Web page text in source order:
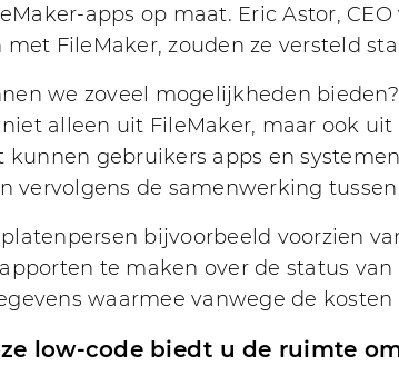
apps op maat. Eric Astor,
FileMaker, zouden ze versteld
we zoveel mogelijkheden
alleen uit FileMaker, maar ook
kunnen gebruikers apps en
vervolgens de samenwerking
bijvoorbeeld voorzien
te maken over de status
waarmee vanwege de
low-code biedt u de ruimte